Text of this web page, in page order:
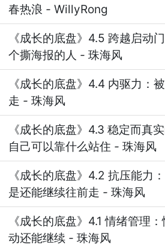
春热浪 - WillyRong
《成长的底盘》4.5 跨越启动
个撕海报的人 - 珠海风
《成长的底盘》4.4 内驱力：
走 - 珠海风
《成长的底盘》4.3 稳定而真
自己可以靠什么站住 - 珠海风
《成长的底盘》4.2 抗压能力
是还能继续往前走 - 珠海风
《成长的底盘》4.1 情绪管理
动还能继续 - 珠海风